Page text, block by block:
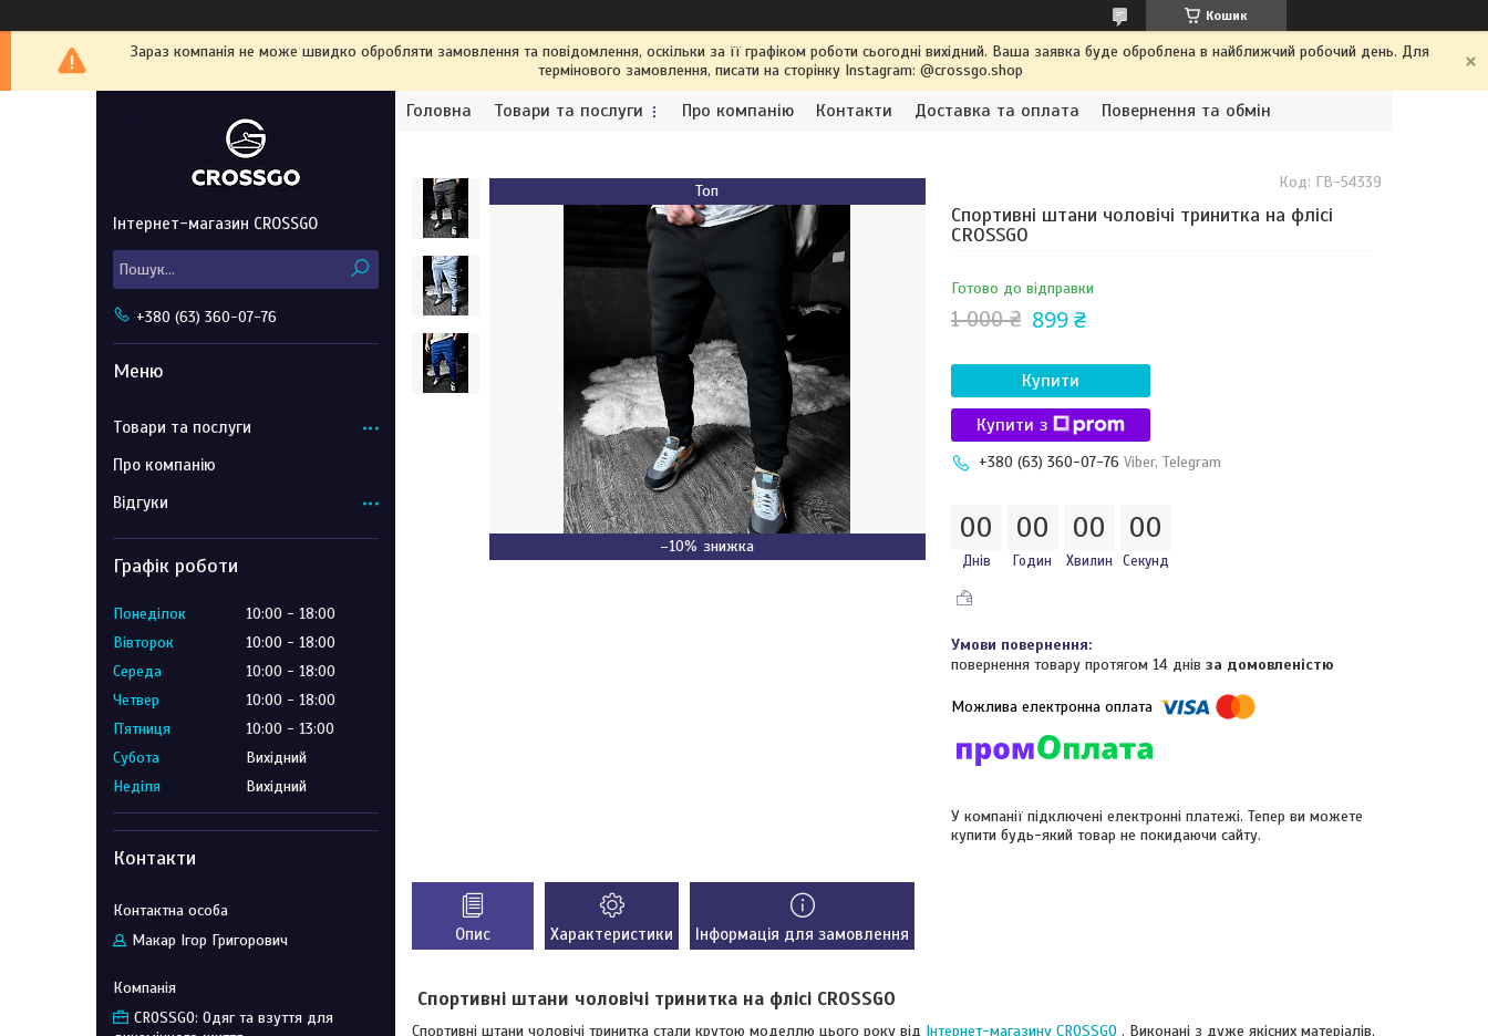
Кошик
Зараз компанія не може швидко обробляти замовлення та повідомлення, оскільки за її графіком роботи сьогодні вихідний. Ваша заявка буде оброблена в найближчий робочий день. Для
термінового замовлення, писати на сторінку Instagram: @crossgo.shop
Головна Товари та послуги Про компанію Контакти Доставка та оплата Повернення та обмін
Топ
–10%
Спортивні штани чоловічі тринитка на флісі
CROSSGO
Готово до відправки
Код: ГВ-54339
1 000 ₴ 899 ₴
Купити
Купити з
+380 (63) 360-07-76 Viber, Telegram
00
Днів
00
Годин
00
Хвилин
00
Секунд
повернення товару протягом 14 днів за домовленістю
У компанії підключені електронні платежі. Тепер ви можете
купити будь-який товар не покидаючи сайту.
Опис Характеристики Інформація для замовлення
Спортивні штани чоловічі тринитка на флісі CROSSGO
Спортивні штани чоловічі тринитка стали крутою моделлю цього року від Інтернет-магазину CROSSGO . Виконані з дуже якісних матеріалів,
Інтернет-магазин CROSSGO
+380 (63) 360-07-76
Товари та послуги
Про компанію
Відгуки
Графік роботи
Понеділок 10:00
18:00
Вівторок
10:00
18:00
Середа
10:00
18:00
Четвер
10:00
18:00
Пʼятниця
10:00
13:00
Субота
Вихідний
Неділя
Вихідний
Контакти
Макар Ігор Григорович
CROSSGO: Одяг та взуття для